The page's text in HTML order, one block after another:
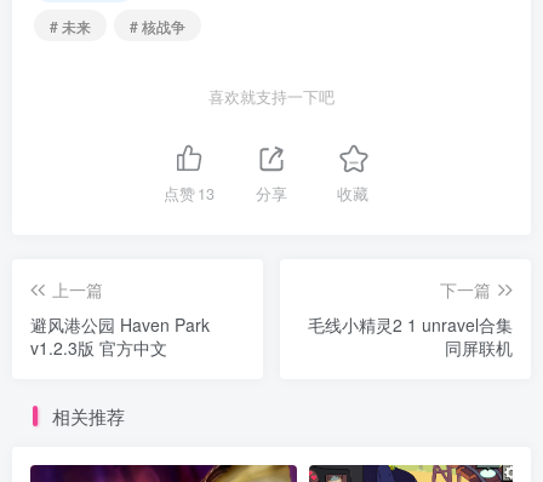
# 未来
# 核战争
喜欢就支持一下吧
点赞13 分享 收藏
上一篇
避风港公园 Haven Park
v1.2.3版 官方中文
下一篇
毛线小精灵2 1 unravel合集
同屏联机
相关推荐